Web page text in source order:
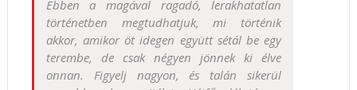
Ebben ​a magával ragadó, lerakhatatlan
történetben megtudhatjuk, mi történik
akkor, amikor öt idegen együtt sétál be egy
terembe, de csak négyen jönnek ki élve
onnan. Figyelj nagyon, és talán sikerül